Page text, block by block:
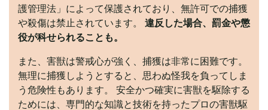
護管理法」によって保護されており、無許可での捕獲
や殺傷は禁止されています。 違反した場合、罰金や懲
役が科せられることも。
また、害獣は警戒心が強く、捕獲は非常に困難です。
無理に捕獲しようとすると、思わぬ怪我を負ってしま
う危険性もあります。 安全かつ確実に害獣を駆除する
ためには、専門的な知識と技術を持ったプロの害獣駆